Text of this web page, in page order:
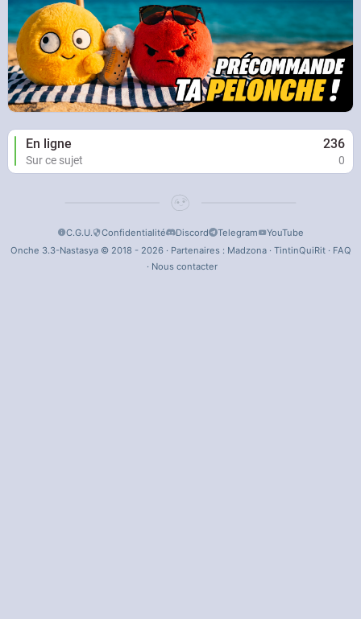
En ligne 236
Sur ce sujet 0
C.G.U. Confidentialité Discord Telegram
YouTube
Onche 3.3-Nastasya © 2018 - 2026 · Partenaires : Madzona· TintinQuiRit· FAQ
· Nous contacter